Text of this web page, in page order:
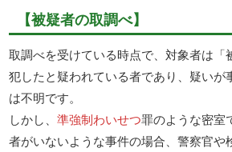
【被疑者の取調べ】
取調べを受けている時点で、対象者は「
犯したと疑われている者であり、疑いが
は不明です。
しかし、準強制わいせつ罪のような密室
者がいないような事件の場合、警察官や